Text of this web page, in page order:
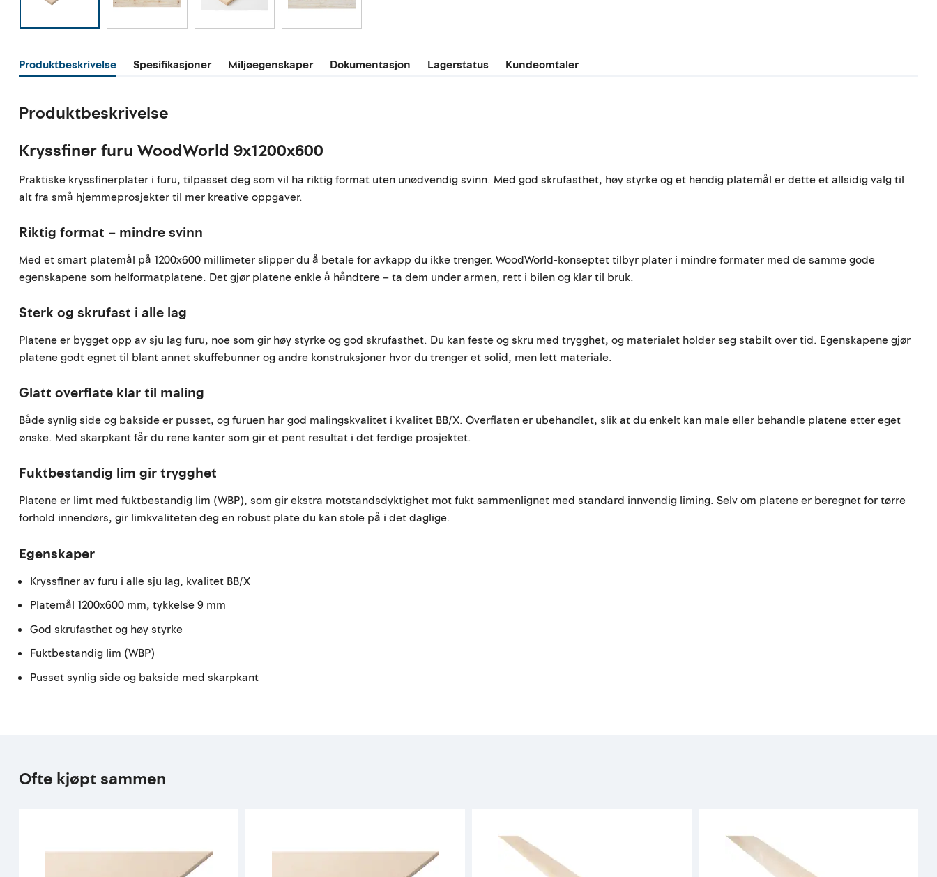
Produktbeskrivelse Spesifikasjoner Miljøegenskaper Dokumentasjon Lagerstatus Kundeomtaler
Produktbeskrivelse
Kryssfiner furu WoodWorld 9x1200x600
Praktiske kryssfinerplater i furu, tilpasset deg som vil ha riktig format uten unødvendig svinn. Med god skrufasthet, høy styrke og et hendig platemål er dette et allsidig valg til
alt fra små hjemmeprosjekter til mer kreative oppgaver.
Riktig format – mindre svinn
Med et smart platemål på 1200x600 millimeter slipper du å betale for avkapp du ikke trenger. WoodWorld-konseptet tilbyr plater i mindre formater med de samme gode
egenskapene som helformatplatene. Det gjør platene enkle å håndtere – ta dem under armen, rett i bilen og klar til bruk.
Sterk og skrufast i alle lag
Platene er bygget opp av sju lag furu, noe som gir høy styrke og god skrufasthet. Du kan feste og skru med trygghet, og materialet holder seg stabilt over tid. Egenskapene gjør
platene godt egnet til blant annet skuffebunner og andre konstruksjoner hvor du trenger et solid, men lett materiale.
Glatt overflate klar til maling
Både synlig side og bakside er pusset, og furuen har god malingskvalitet i kvalitet BB/X. Overflaten er ubehandlet, slik at du enkelt kan male eller behandle platene etter eget
ønske. Med skarpkant får du rene kanter som gir et pent resultat i det ferdige prosjektet.
Fuktbestandig lim gir trygghet
Platene er limt med fuktbestandig lim (WBP), som gir ekstra motstandsdyktighet mot fukt sammenlignet med standard innvendig liming. Selv om platene er beregnet for tørre
forhold innendørs, gir limkvaliteten deg en robust plate du kan stole på i det daglige.
Egenskaper
Kryssfiner av furu i alle sju lag, kvalitet BB/X
Platemål 1200x600 mm, tykkelse 9 mm
God skrufasthet og høy styrke
Fuktbestandig lim (WBP)
Pusset synlig side og bakside med skarpkant
Ofte kjøpt sammen